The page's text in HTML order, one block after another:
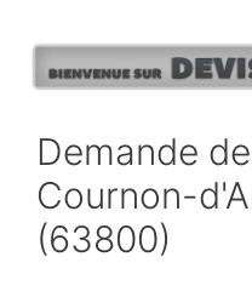
contenu
Demande
Cournon-
(63800)